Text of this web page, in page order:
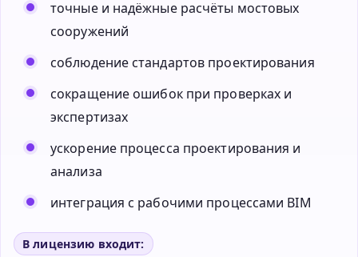
точные и надёжные расчёты мостовых
сооружений
соблюдение стандартов проектирования
сокращение ошибок при проверках и
экспертизах
ускорение процесса проектирования и
анализа
интеграция с рабочими процессами BIM
В лицензию входит: